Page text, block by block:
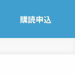
購読申込